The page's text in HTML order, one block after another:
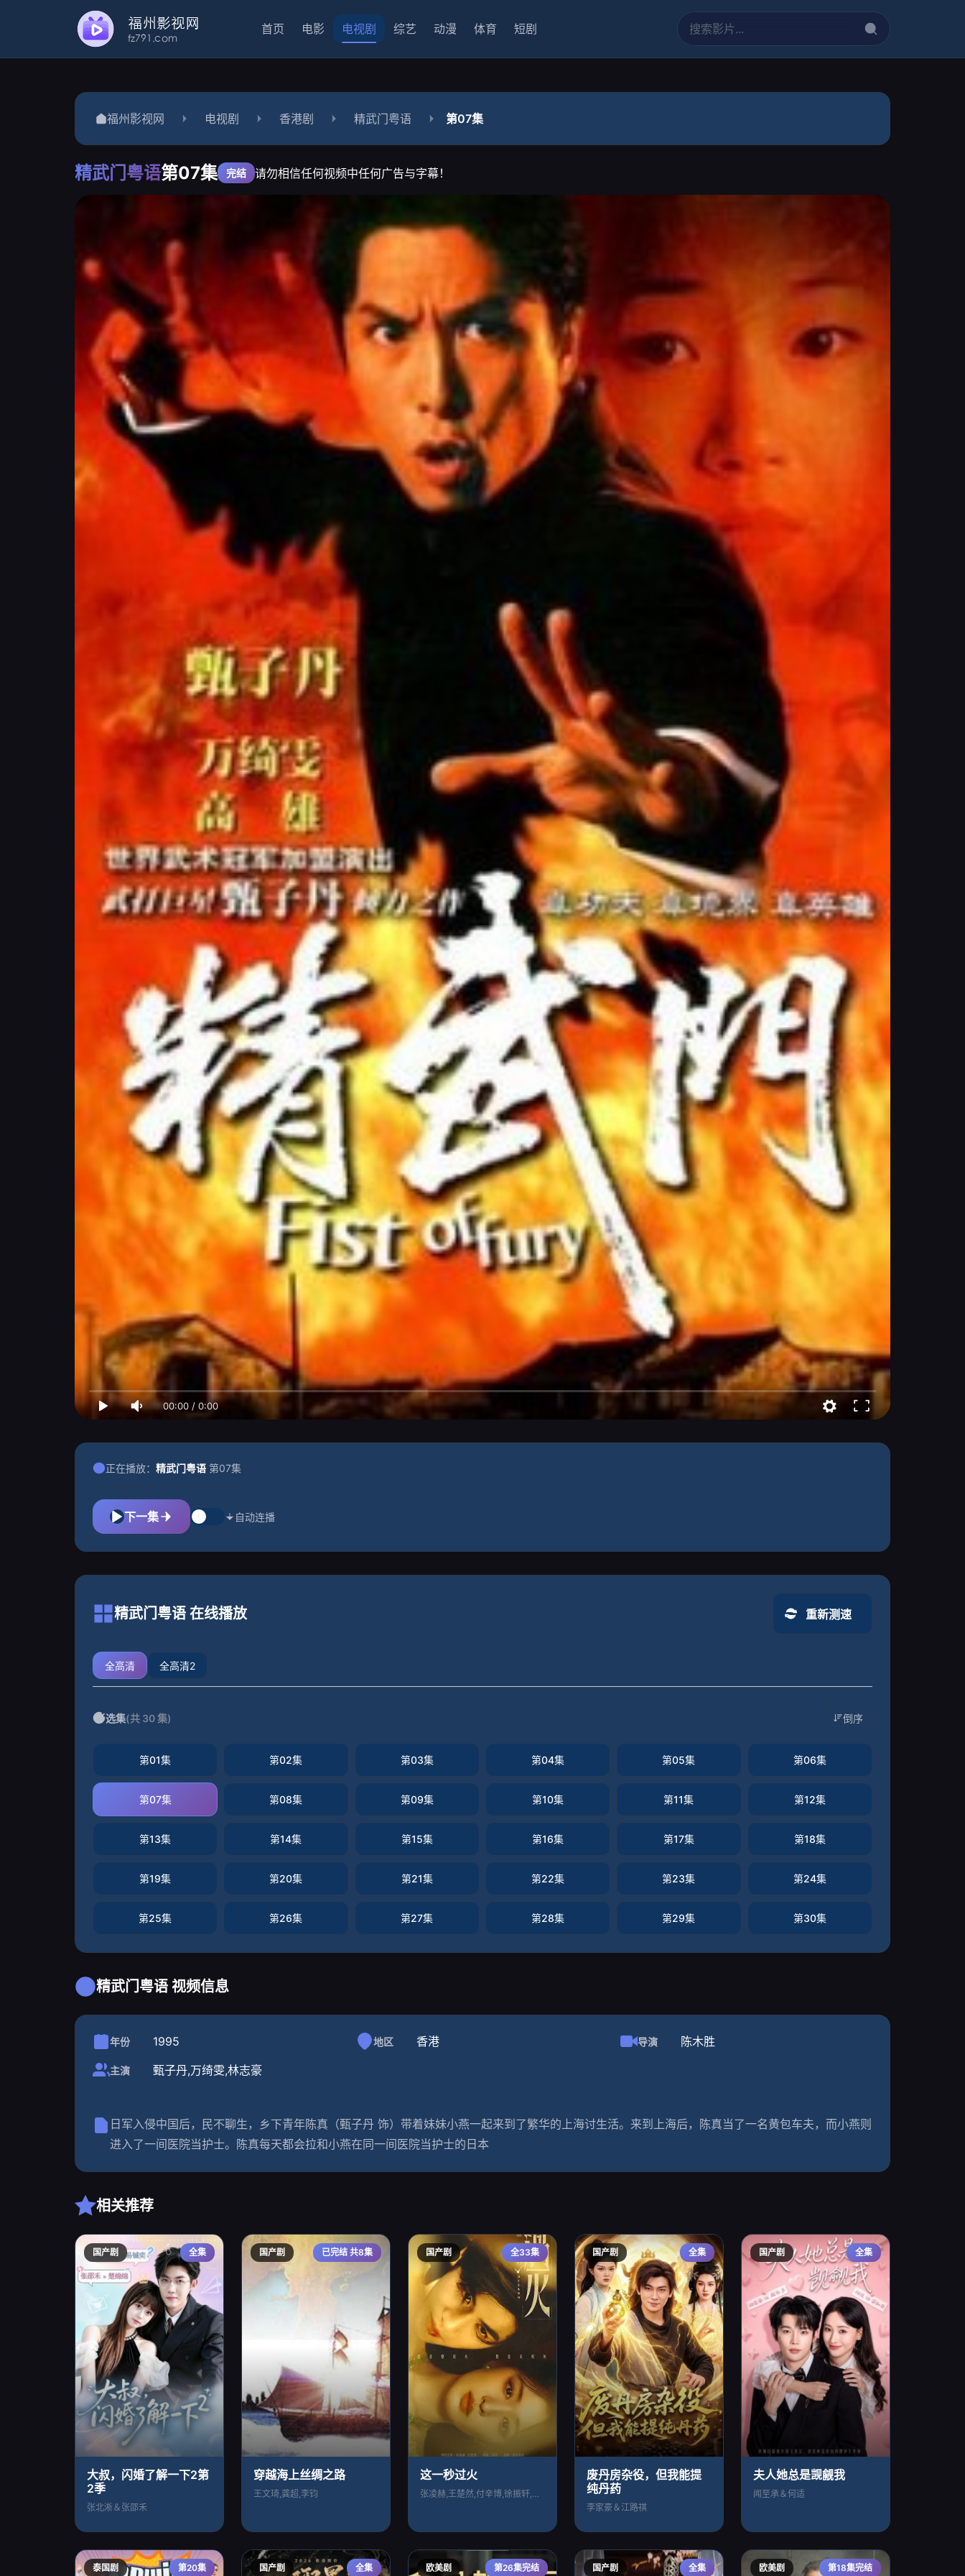
首页 电影 电视剧 综艺 动漫 体育 短剧
福州影视网 电视剧 香港剧 精武门粤语 第07集
精武门粤语第07集 完结 请勿相信任何视频中任何广告与字幕！
00:00 / 0:00
正在播放： 精武门粤语 第07集
下一集 自动连播
精武门粤语 在线播放 重新测速
全高清 全高清2
选集(共 30 集) 倒序
第01集 第02集 第03集 第04集 第05集 第06集
第07集 第08集 第09集 第10集 第11集 第12集
第13集 第14集 第15集 第16集 第17集 第18集
第19集 第20集 第21集 第22集 第23集 第24集
第25集 第26集 第27集 第28集 第29集 第30集
精武门粤语 视频信息
年份 1995 地区 香港 导演 陈木胜
主演 甄子丹,万绮雯,林志豪
日军入侵中国后，民不聊生，乡下青年陈真（甄子丹 饰）带着妹妹小燕一起来到了繁华的上海讨生活。来到上海后，陈真当了一名黄包车夫，而小燕则
进入了一间医院当护士。陈真每天都会拉和小燕在同一间医院当护士的日本
相关推荐
国产剧 全集
大叔，闪婚了解一下2第
2季
张北淅＆张邵禾
国产剧 已完结 共8集
穿越海上丝绸之路
王文琦,龚超,李钧
国产剧 全33集
这一秒过火
张凌赫,王楚然,付辛博,徐振轩,鹤秋,王
国产剧 全集
废丹房杂役，但我能提
纯丹药
李家豪＆江路祺
国产剧 全集
夫人她总是觊觎我
闻至承＆何适
泰国剧 第20集 国产剧 全集 欧美剧 第26集完结 国产剧 全集 欧美剧 第18集完结